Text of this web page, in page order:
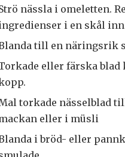
nässla i omeletten.
i en skål
till en näringsrik
eller färska blad
torkade nässelblad
eller i müsli
i bröd- eller